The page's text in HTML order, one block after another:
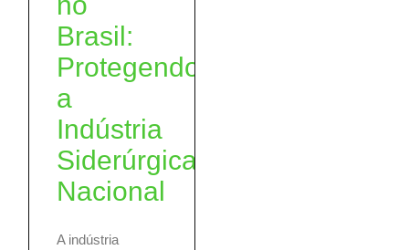
Brasil:
Protegendo
a
Indústria
Siderúrgica
Nacional
A indústria